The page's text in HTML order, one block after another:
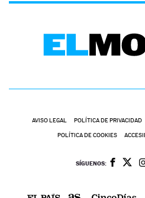
AVISO LEGAL POLÍTICA DE PRIVACIDAD
POLÍTICA DE COOKIES
SÍGUENOS: